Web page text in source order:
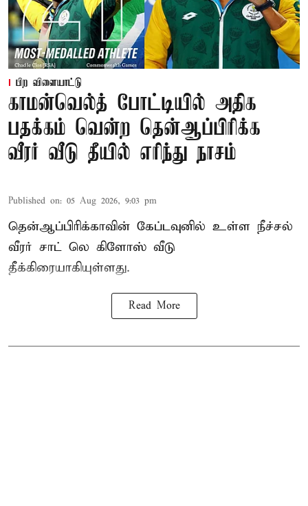
பிற விளையாட்டு
காமன்வெல்த் போட்டியில் அதிக
பதக்கம் வென்ற தென்ஆப்பிரிக்க
வீரர் வீடு தீயில் எரிந்து நாசம்
Published on: 05 Aug 2026, 9:03 pm
தென்ஆப்பிரிக்காவின் கேப்டவுனில் உள்ள நீச்சல்
வீரர் சாட் லெ கிளோஸ் வீடு
தீக்கிரையாகியுள்ளது.
Read More